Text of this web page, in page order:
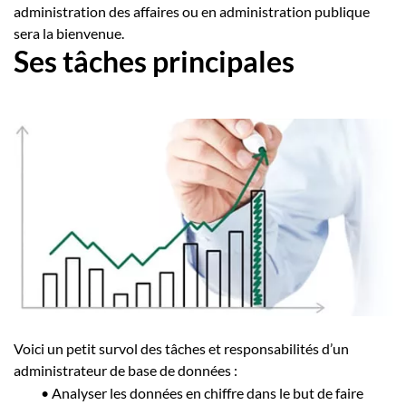
administration des affaires ou en administration publique
sera la bienvenue.
Ses tâches principales
Voici un petit survol des tâches et responsabilités d’un
administrateur de base de données :
• Analyser les données en chiffre dans le but de faire